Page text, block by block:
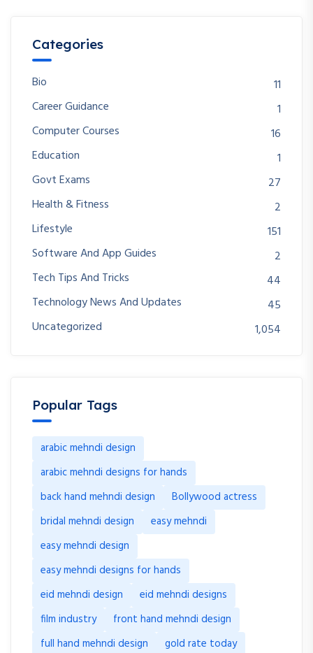
Categories
Bio
11
Career Guidance
1
Computer Courses
16
Education
1
Govt Exams
27
Health & Fitness
2
Lifestyle
151
Software And App Guides
2
Tech Tips And Tricks
44
Technology News And Updates
45
Uncategorized
1,054
Popular Tags
arabic mehndi design
arabic mehndi designs for hands
back hand mehndi design
Bollywood actress
bridal mehndi design
easy mehndi
easy mehndi design
easy mehndi designs for hands
eid mehndi design
eid mehndi designs
film industry
front hand mehndi design
full hand mehndi design
gold rate today